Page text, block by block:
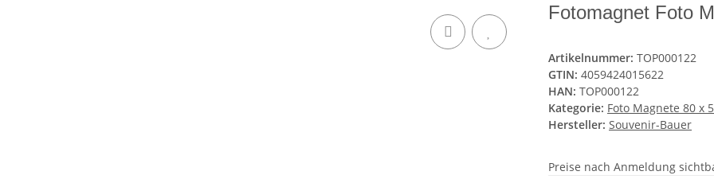
Fotomagnet Foto
Artikelnummer: TOP000122
GTIN: 4059424015622
HAN: TOP000122
Kategorie: Foto Magnete 80 x
Hersteller: Souvenir-Bauer
Preise nach Anmeldung